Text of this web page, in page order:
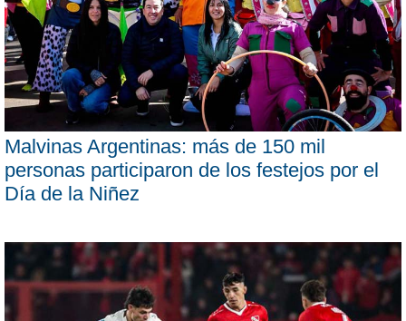
Malvinas Argentinas: más de 150 mil
personas participaron de los festejos por el
Día de la Niñez